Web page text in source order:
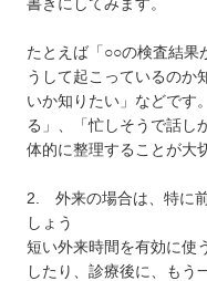
たとえば「○○の検査結果
うして起こっているのか
いか知りたい」などです
る」、「忙しそうで話し
体的に整理することが大
2. 外来の場合は、特に
しょう
短い外来時間を有効に使
したり、診療後に、もう